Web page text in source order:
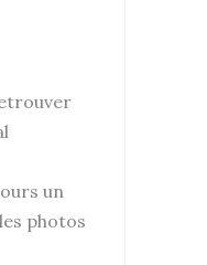
un
photos